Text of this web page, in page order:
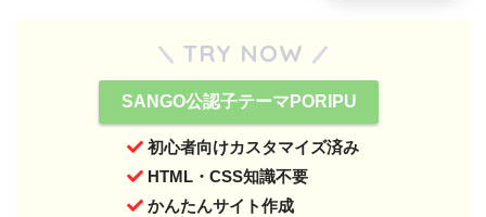
TRY NOW
SANGO公認子テーマPORIPU
初心者向けカスタマイズ済み
HTML・CSS知識不要
かんたんサイト作成